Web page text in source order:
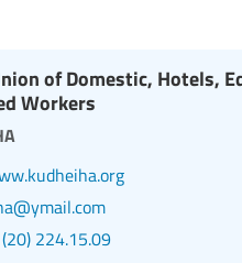
of Domestic, Hotels,
Workers
224.15.09